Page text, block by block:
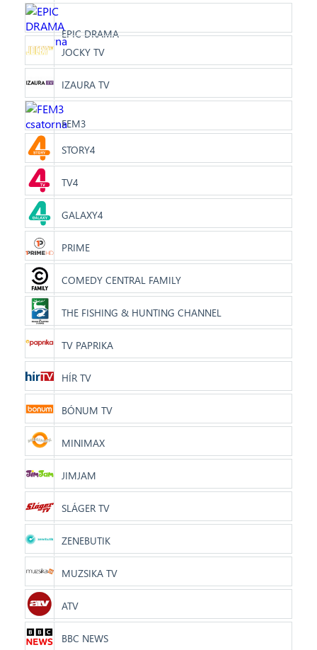
EPIC DRAMA
JOCKY TV
IZAURA TV
FEM3
STORY4
TV4
GALAXY4
PRIME
COMEDY CENTRAL FAMILY
THE FISHING & HUNTING CHANNEL
TV PAPRIKA
HÍR TV
BÓNUM TV
MINIMAX
JIMJAM
SLÁGER TV
ZENEBUTIK
MUZSIKA TV
ATV
BBC NEWS